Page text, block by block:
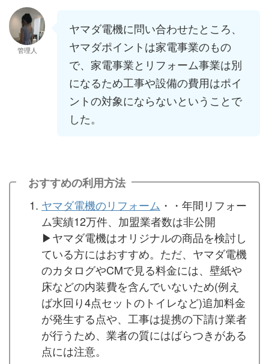
管理人
ヤマダ電機に問い合わせたところ、
ヤマダポイントは家電事業のもの
で、家電事業とリフォーム事業は別
になるため工事や設備の費用はポイ
ントの対象にならないということで
した。
おすすめの利用方法
ヤマダ電機のリフォーム ・・年間リフォー
ム実績12万件、加盟業者数は非公開
▶︎ヤマダ電機はオリジナルの商品を検討し
ている方にはおすすめ。ただ、ヤマダ電機
のカタログやCMで見る料金には、壁紙や
床などの内装費を含んでいないため(例え
ば水回り4点セットのトイレなど)追加料金
が発生する点や、工事は提携の下請け業者
が行うため、業者の質にはばらつきがある
点には注意。